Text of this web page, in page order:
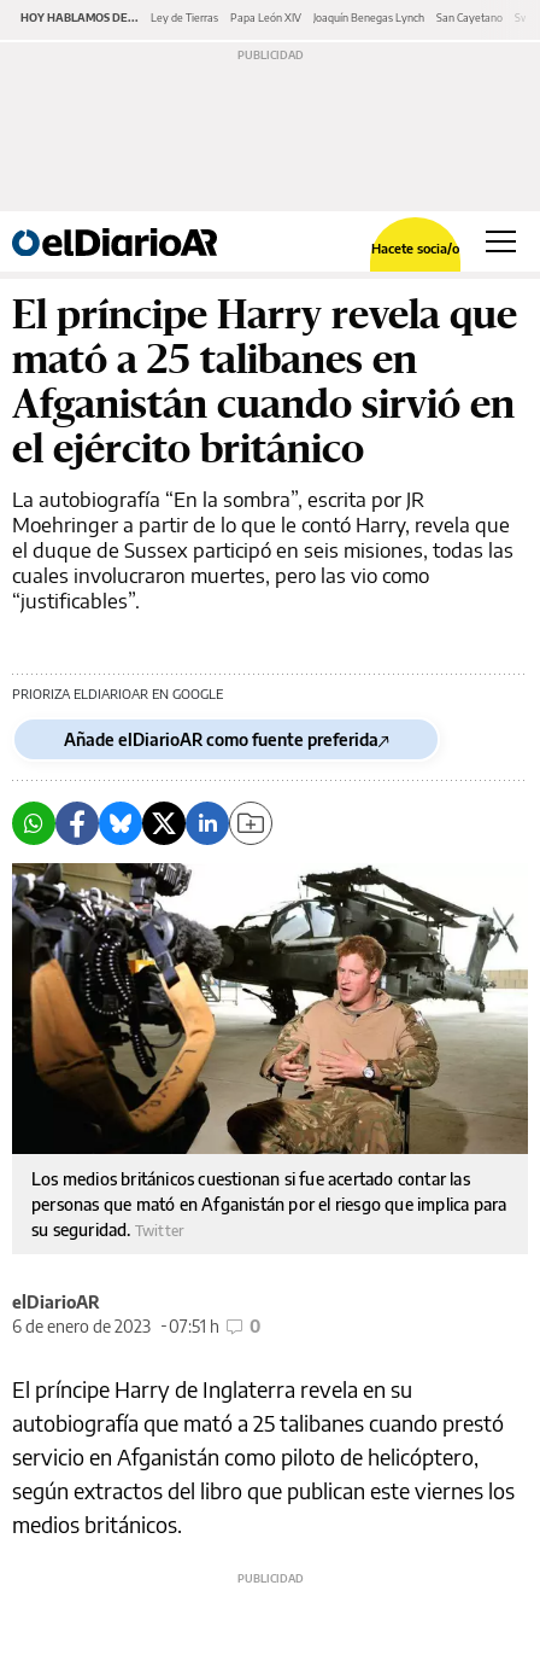
HOY HABLAMOS DE... Ley de Tierras Papa León XIV Joaquín Benegas Lynch San Cayetano
Hacete socia/o
El príncipe Harry revela que
mató a 25 talibanes en
Afganistán cuando sirvió en
el ejército británico
La autobiografía “En la sombra”, escrita por JR
Moehringer a partir de lo que le contó Harry, revela que
el duque de Sussex participó en seis misiones, todas las
cuales involucraron muertes, pero las vio como
“justificables”.
PRIORIZA ELDIARIOAR EN GOOGLE
Añade elDiarioAR como fuente preferida
Los medios británicos cuestionan si fue acertado contar las
personas que mató en Afganistán por el riesgo que implica para
su seguridad. Twitter
elDiarioAR
6 de enero de 2023
07:51 h 0
El príncipe Harry de Inglaterra revela en su
autobiografía que mató a 25 talibanes cuando prestó
servicio en Afganistán como piloto de helicóptero,
según extractos del libro que publican este viernes los
medios británicos.